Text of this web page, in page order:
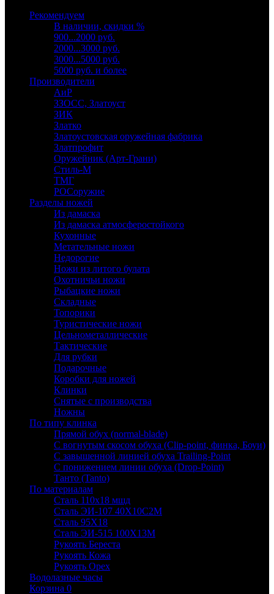
Рекомендуем
В наличии, скидки %
900...2000 руб.
2000...3000 руб.
3000...5000 руб.
5000 руб. и более
Производители
АиР
ЗЗОСС, Златоуст
ЗИК
Златко
Златоустовская оружейная фабрика
Златпрофит
Оружейник (Арт-Грани)
Стиль-М
ТМГ
РОСоружие
Разделы ножей
Из дамаска
Из дамаска атмосферостойкого
Кухонные
Метательные ножи
Недорогие
Ножи из литого булата
Охотничьи ножи
Рыбацкие ножи
Складные
Топорики
Туристические ножи
Цельнометаллические
Тактические
Для рубки
Подарочные
Коробки для ножей
Клинки
Снятые с производства
Ножны
По типу клинка
Прямой обух (normal-blade)
С вогнутым скосом обуха (Clip-point, финка, Боуи)
С завышенной линией обуха Trailing-Point
С понижением линии обуха (Drop-Point)
Танто (Tanto)
По материалам
Сталь 110х18 мшд
Сталь ЭИ-107 40Х10С2М
Сталь 95Х18
Сталь ЭИ-515 100Х13М
Рукоять Береста
Рукоять Кожа
Рукоять Орех
Водолазные часы
Корзина 0